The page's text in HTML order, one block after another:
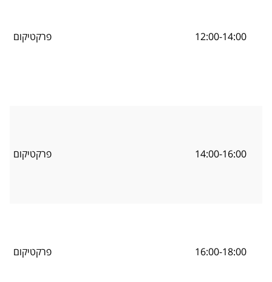
12:00-14:00 פרקטיקום
14:00-16:00 פרקטיקום
16:00-18:00 פרקטיקום